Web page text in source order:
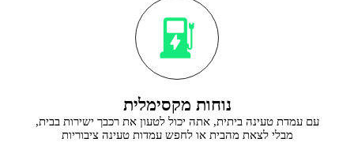
נוחות מקסימלית
עם עמדת טעינה ביתית, אתה יכול לטעון את רכבך ישירות בבית,
מבלי לצאת מהבית או לחפש עמדות טעינה ציבוריות